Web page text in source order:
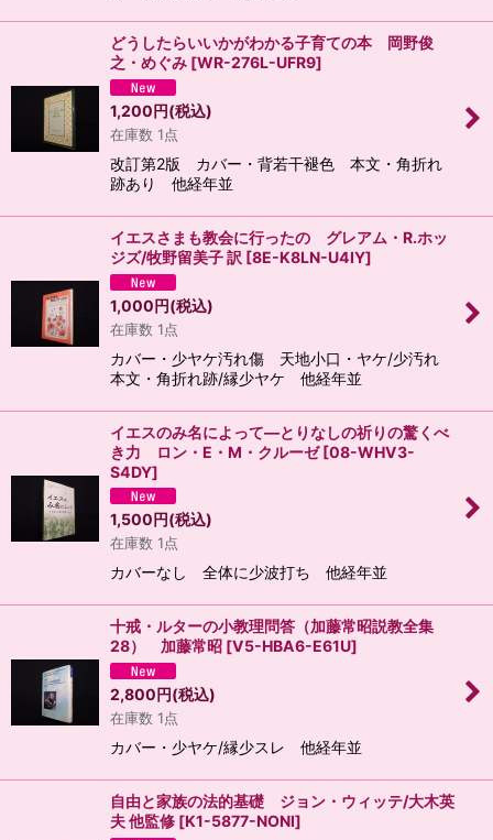
どうしたらいいかがわかる子育ての本 岡野俊
之・めぐみ [WR-276L-UFR9]
1,200円(税込)
在庫数 1点
改訂第2版 カバー・背若干褪色 本文・角折れ
跡あり 他経年並
イエスさまも教会に行ったの グレアム・R.ホッ
ジズ/牧野留美子 訳 [8E-K8LN-U4IY]
1,000円(税込)
在庫数 1点
カバー・少ヤケ汚れ傷 天地小口・ヤケ/少汚れ
本文・角折れ跡/縁少ヤケ 他経年並
イエスのみ名によって―とりなしの祈りの驚くべ
き力 ロン・E・M・クルーゼ [08-WHV3-
S4DY]
1,500円(税込)
在庫数 1点
カバーなし 全体に少波打ち 他経年並
十戒・ルターの小教理問答（加藤常昭説教全集
28） 加藤常昭 [V5-HBA6-E61U]
2,800円(税込)
在庫数 1点
カバー・少ヤケ/縁少スレ 他経年並
自由と家族の法的基礎 ジョン・ウィッテ/大木英
夫 他監修 [K1-5877-NONI]